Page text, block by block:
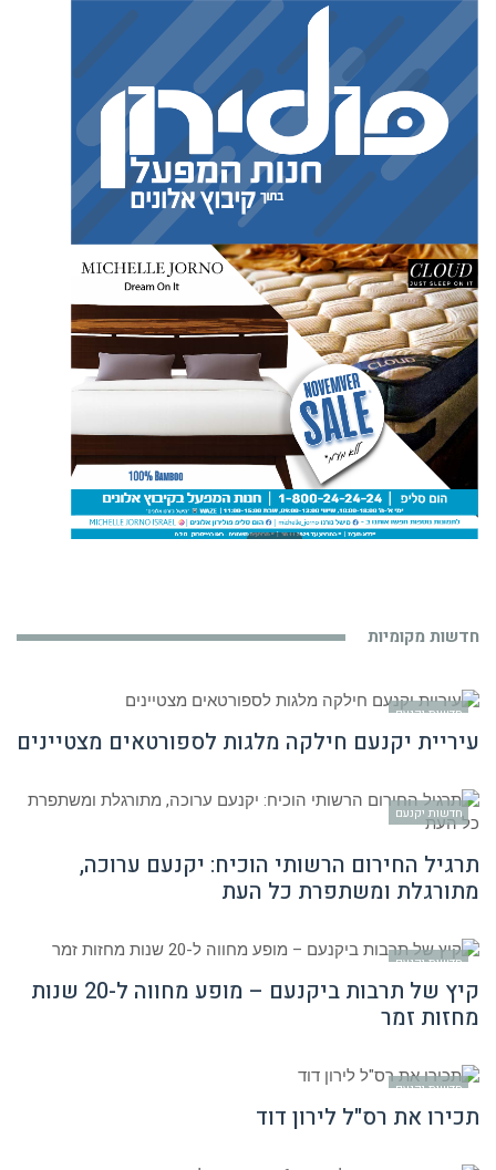
חדשות מקומיות
חדשות יקנעם
עיריית יקנעם חילקה מלגות לספורטאים מצטיינים
חדשות יקנעם
תרגיל החירום הרשותי הוכיח: יקנעם ערוכה,
מתורגלת ומשתפרת כל העת
חדשות יקנעם
קיץ של תרבות ביקנעם – מופע מחווה ל-20 שנות
מחזות זמר
חדשות יקנעם
תכירו את רס"ל לירון דוד